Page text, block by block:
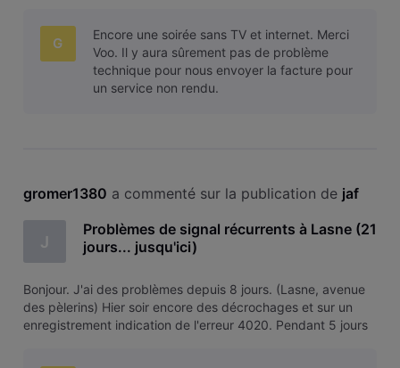
créditG
Encore une soirée sans TV et internet. Merci
Voo. Il y aura sûrement pas de problème
technique pour nous envoyer la facture pour
un service non rendu.
gromer1380 a commenté sur la publication de jaf
J
Problèmes de signal récurrents à Lasne (21
jours... jusqu'ici)
Bonjour. J'ai des problèmes depuis 8 jours. (Lasne, avenue
des pèlerins) Hier soir encore des décrochages et sur un
enregistrement indication de l'erreur 4020. Pendant 5 jours